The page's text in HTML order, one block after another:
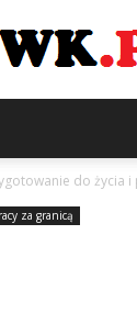
do życia i
za granicą